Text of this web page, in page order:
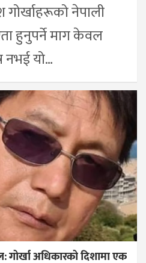
गोर्खाहरूको नेपाली
हुनुपर्ने माग केवल
नभई यो…
गोर्खा अधिकारको दिशामा एक